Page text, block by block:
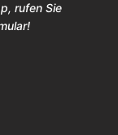
rufen Sie